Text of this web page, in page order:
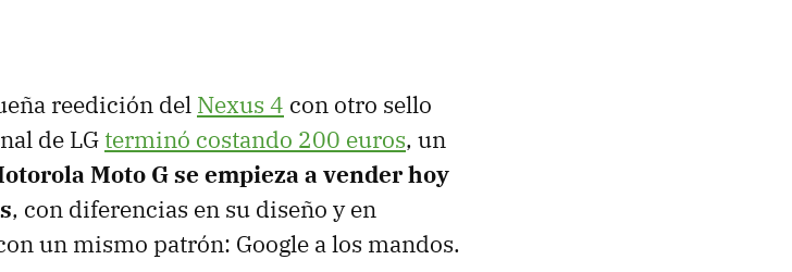
reedición del Nexus 4 con otro sello
de LG terminó costando 200 euros, un
Moto G se empieza a vender hoy
, con diferencias en su diseño y en
un mismo patrón: Google a los mandos.